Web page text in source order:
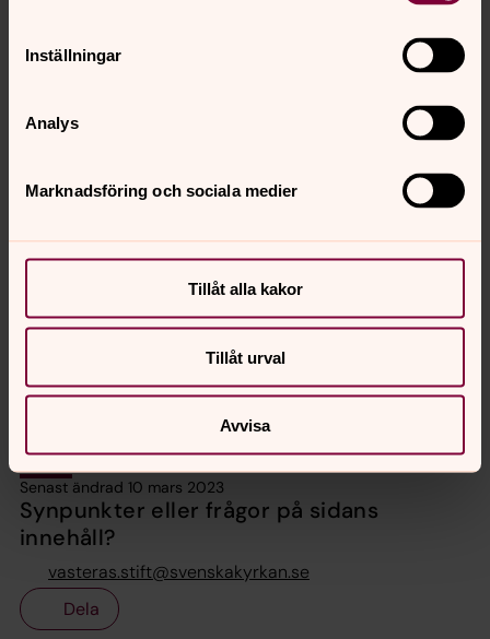
Inställningar
Analys
Marknadsföring och sociala medier
Tillåt alla kakor
Tillåt urval
Avvisa
kansliledning, Västerås stift
Direkt:021-17 85 75Mobil:0703872910
Senast ändrad 10 mars 2023
Synpunkter eller frågor på sidans
innehåll?
vasteras.stift@svenskakyrkan.se
Dela